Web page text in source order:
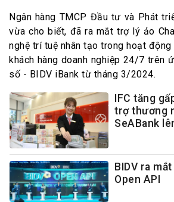
Ngân hàng TMCP Đầu tư và Phát
vừa cho biết, đã ra mắt trợ lý ảo
nghệ trí tuệ nhân tạo trong hoạt
khách hàng doanh nghiệp 24/7 trên
số - BIDV iBank từ tháng 3/2024.
IFC tăng
trợ thương
SeABank
BIDV ra
Open API